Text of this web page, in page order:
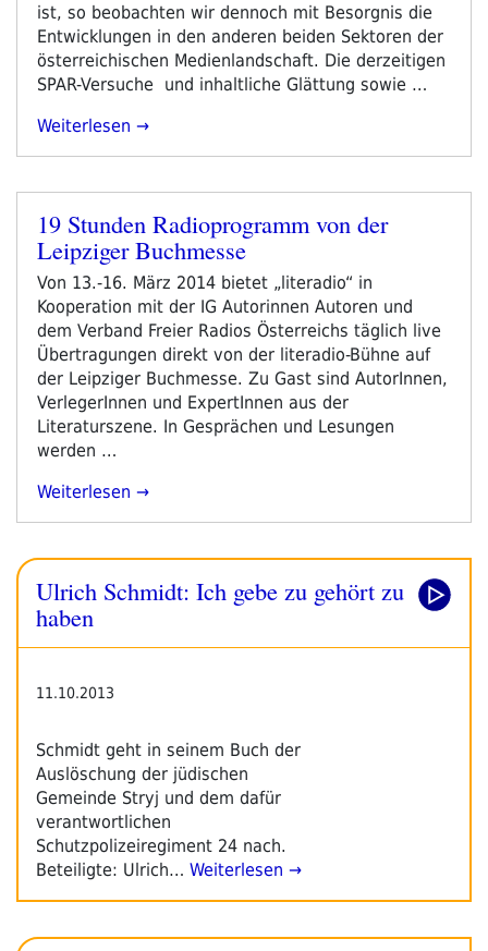
ist, so beobachten wir dennoch mit Besorgnis die
Entwicklungen in den anderen beiden Sektoren der
österreichischen Medienlandschaft. Die derzeitigen
SPAR-Versuche und inhaltliche Glättung sowie …
„Aufruf:
Sofort!“
Weiterlesen
Veröffentlicht
am
19 Stunden Radioprogramm von der
Leipziger Buchmesse
Von 13.-16. März 2014 bietet „literadio“ in
Kooperation mit der IG Autorinnen Autoren und
dem Verband Freier Radios Österreichs täglich live
Übertragungen direkt von der literadio-Bühne auf
der Leipziger Buchmesse. Zu Gast sind AutorInnen,
VerlegerInnen und ExpertInnen aus der
Literaturszene. In Gesprächen und Lesungen
werden …
„19
Von
Der
Leipziger
Weiterlesen
Ulrich Schmidt: Ich gebe zu gehört zu
haben
11.10.2013
Schmidt geht in seinem Buch der
Auslöschung der jüdischen
Gemeinde Stryj und dem dafür
verantwortlichen
Schutzpolizeiregiment 24 nach.
Beteiligte: Ulrich… Weiterlesen →